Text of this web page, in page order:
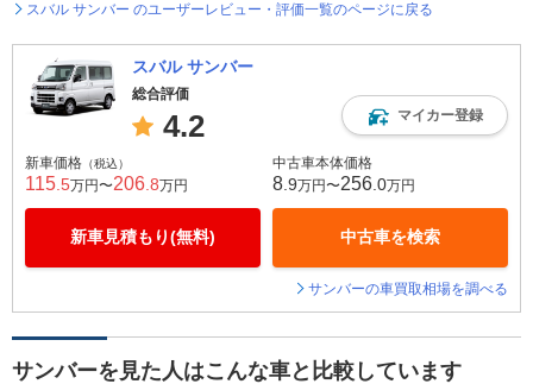
スバル サンバー のユーザーレビュー・評価一覧のページに戻る
スバル サンバー
総合評価
4.2 マイカー登録
新車価格 （税込）
115 .5万円〜206 .8万円
新車見積もり(無料)
中古車本体価格
8 .9万円〜256 .0万円
中古車を検索
サンバーの車買取相場を調べる
サンバーを見た人はこんな車と比較しています